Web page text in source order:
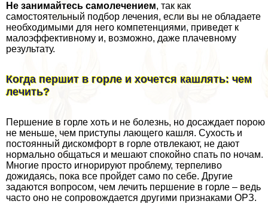
Не занимайтесь самолечением, так как
самостоятельный подбор лечения, если вы не обладаете
необходимыми для него компетенциями, приведет к
малоэффективному и, возможно, даже плачевному
результату.
Когда першит в горле и хочется кашлять: чем
лечить?
Першение в горле хоть и не болезнь, но досаждает порою
не меньше, чем приступы лающего кашля. Сухость и
постоянный дискомфорт в горле отвлекают, не дают
нормально общаться и мешают спокойно спать по ночам.
Многие просто игнорируют проблему, терпеливо
дожидаясь, пока все пройдет само по себе. Другие
задаются вопросом, чем лечить першение в горле – ведь
часто оно не сопровождается другими признаками ОРЗ.